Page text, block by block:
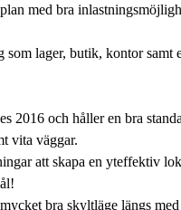
med bra
som lager, butik, kontor samt
2016 och håller en bra
vita väggar.
att skapa en yteffektiv
bra skyltläge längs med